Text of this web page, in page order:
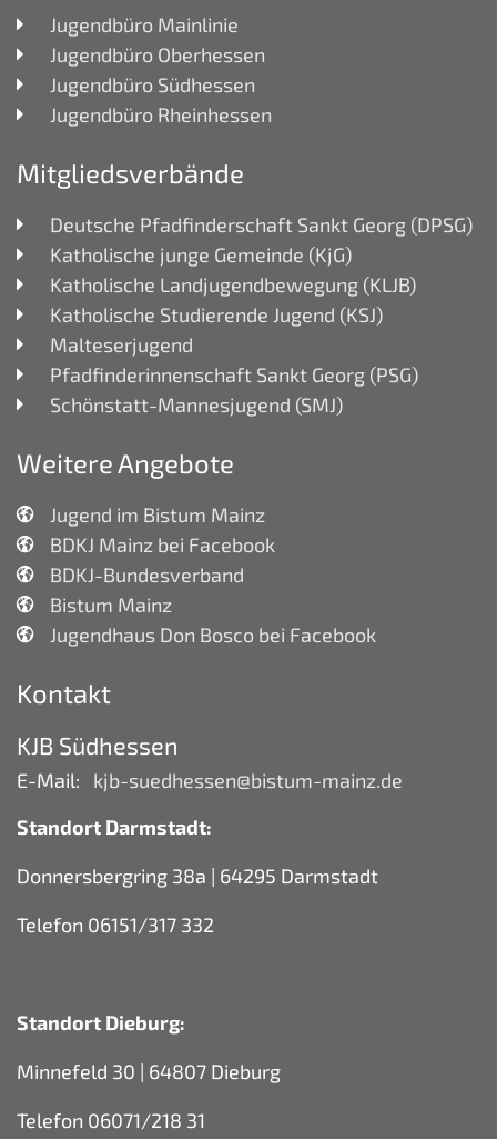
Jugendbüro Mainlinie
Jugendbüro Oberhessen
Jugendbüro Südhessen
Jugendbüro Rheinhessen
Mitgliedsverbände
Deutsche Pfadfinderschaft Sankt Georg (DPSG)
Katholische junge Gemeinde (KjG)
Katholische Landjugendbewegung (KLJB)
Katholische Studierende Jugend (KSJ)
Malteserjugend
Pfadfinderinnenschaft Sankt Georg (PSG)
Schönstatt-Mannesjugend (SMJ)
Weitere Angebote
Jugend im Bistum Mainz
BDKJ Mainz bei Facebook
BDKJ-Bundesverband
Bistum Mainz
Jugendhaus Don Bosco bei Facebook
Kontakt
KJB Südhessen
E-Mail:
kjb-suedhessen@bistum-mainz.de
Standort Darmstadt:
Donnersbergring 38a | 64295 Darmstadt
Telefon 06151/317 332
Standort Dieburg:
Minnefeld 30 | 64807 Dieburg
Telefon 06071/218 31